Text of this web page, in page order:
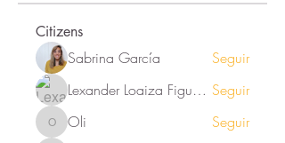
Citizens
Sabrina García
Seguir
Lexander Loaiza Figueroa Seguir
Oli Oli Seguir